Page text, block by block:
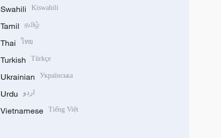
Swahili Kiswahili
Tamil தமிழ்
Thai ไทย
Turkish Türkçe
Ukrainian Українська
Urdu اردو
Vietnamese Tiếng Việt